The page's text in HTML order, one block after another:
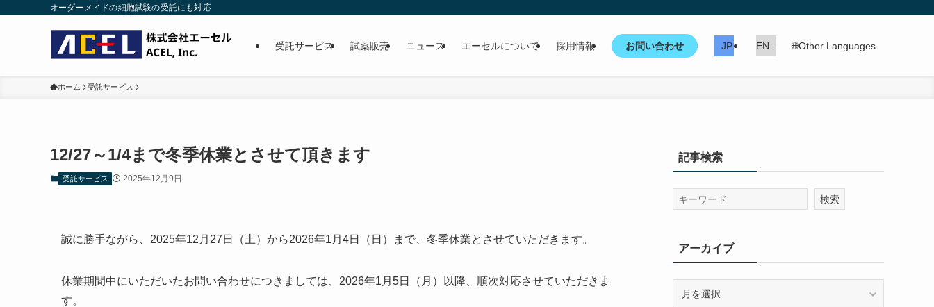
オーダーメイドの細胞試験の受託にも対応
受託サービス 試薬販売 ニュース エーセルについて 採用情報 お問い合わせ JP EN 🌐Other Languages
ホーム 受託サービス
12/27～1/4まで冬季休業とさせて頂きます
受託サービス 2025年12月9日
誠に勝手ながら、2025年12月27日（土）から2026年1月4日（日）まで、冬季休業とさせていただきます。
休業期間中にいただいたお問い合わせにつきましては、2026年1月5日（月）以降、順次対応させていただきま
す。
記事検索
アーカイブ